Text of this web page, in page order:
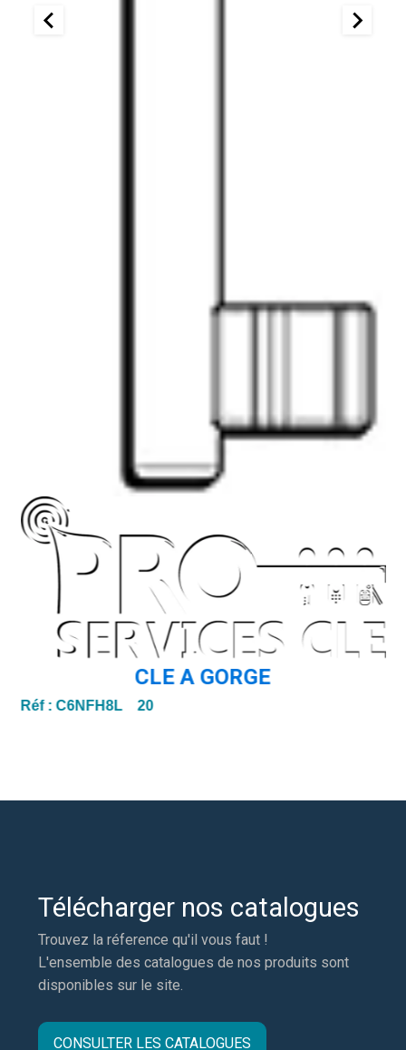
CLE A GORGE
Réf :C6NFH8L 20
Télécharger nos catalogues
Trouvez la réference qu'il vous faut !
L'ensemble des catalogues de nos produits sont
disponibles sur le site.
CONSULTER LES CATALOGUES